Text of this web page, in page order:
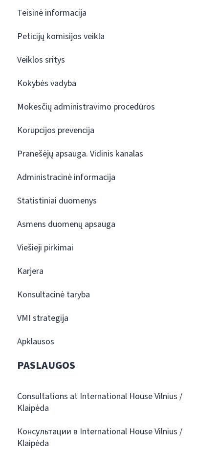
Teisinė informacija
Peticijų komisijos veikla
Veiklos sritys
Kokybės vadyba
Mokesčių administravimo procedūros
Korupcijos prevencija
Pranešėjų apsauga. Vidinis kanalas
Administracinė informacija
Statistiniai duomenys
Asmens duomenų apsauga
Viešieji pirkimai
Karjera
Konsultacinė taryba
VMI strategija
Apklausos
PASLAUGOS
Consultations at International House Vilnius /
Klaipėda
Консультации в International House Vilnius /
Klaipėda